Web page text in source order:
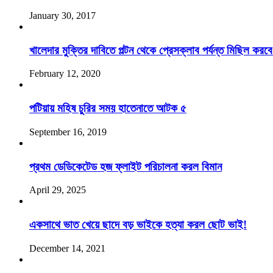
January 30, 2017
খালেদার মুক্তির দাবিতে পল্টন থেকে প্রেসক্লাব পর্যন্ত মিছিল
February 12, 2020
পটিয়ায় মহিষ চুরির সময় হাতেনাতে আটক ৫
September 16, 2019
প্রথম ডেডিকেটেড হজ ফ্লাইট পরিচালনা করল বিমান
April 29, 2025
একসাথে ভাত খেয়ে ছাদে বড় ভাইকে হত্যা করল ছোট ভাই!
December 14, 2021